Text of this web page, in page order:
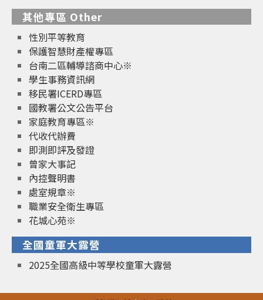
其他專區 Other
性別平等教育
保護智慧財產權專區
台南二區輔導諮商中心※
學生事務資訊網
移民署ICERD專區
國教署公文公告平台
家庭教育專區※
代收代辦費
即測即評及發證
曾家大事記
內控聲明書
處室規章※
職業安全衛生專區
花城心苑※
全國童軍大露營
2025全國高級中等學校童軍大露營